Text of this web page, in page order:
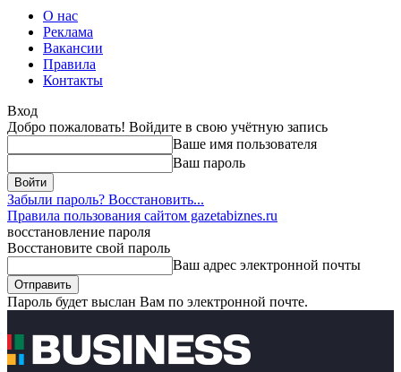
О нас
Реклама
Вакансии
Правила
Контакты
Вход
Добро пожаловать! Войдите в свою учётную запись
Ваше имя пользователя
Ваш пароль
Забыли пароль? Восстановить...
Правила пользования сайтом gazetabiznes.ru
восстановление пароля
Восстановите свой пароль
Ваш адрес электронной почты
Пароль будет выслан Вам по электронной почте.